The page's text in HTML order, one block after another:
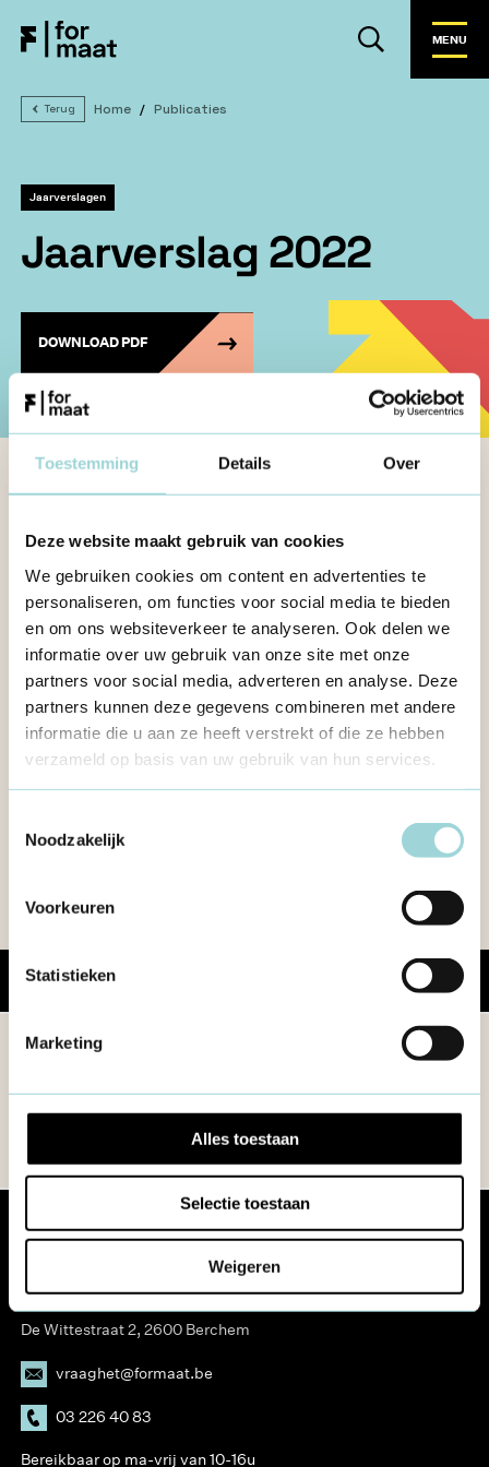
Toestemming Details Over
Deze website maakt gebruik van cookies
We gebruiken cookies om content en advertenties te
personaliseren, om functies voor social media te bieden
en om ons websiteverkeer te analyseren. Ook delen we
informatie over uw gebruik van onze site met onze
partners voor social media, adverteren en analyse. Deze
partners kunnen deze gegevens combineren met andere
informatie die u aan ze heeft verstrekt of die ze hebben
verzameld op basis van uw gebruik van hun services.
Noodzakelijk
Voorkeuren
Statistieken
Marketing
Alles toestaan
Selectie toestaan
Weigeren
MENU
Terug Home Publicaties
Jaarverslagen
Jaarverslag 2022
DOWNLOAD PDF
organiseren en samenkomen en vooral weer van ijveren
voor meer en sterker open jeugdwerk. Formaat
ondersteunde, vertegenwoordigde, organiseerde,
vernieuwde en nog veel meer. Bekijk mee ons jaar in
vogelvlucht in dit jaarverslag.
In dit jaarverslag kan je doorklikken op verschillende
artikels, foto's en video's.
DOWNLOAD DEZE PUBLICATIE
Share
Schrijf je in op de Formaat nieuwsbrief
De Wittestraat 2, 2600 Berchem
vraaghet@formaat.be
03 226 40 83
Bereikbaar op ma-vrij van 10-16u